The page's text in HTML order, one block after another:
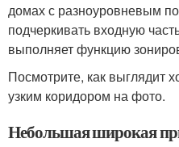
домах с разноуровневым
подчеркивать входную
выполняет функцию
Посмотрите, как выглядит
узким коридором на фото.
Небольшая широкая